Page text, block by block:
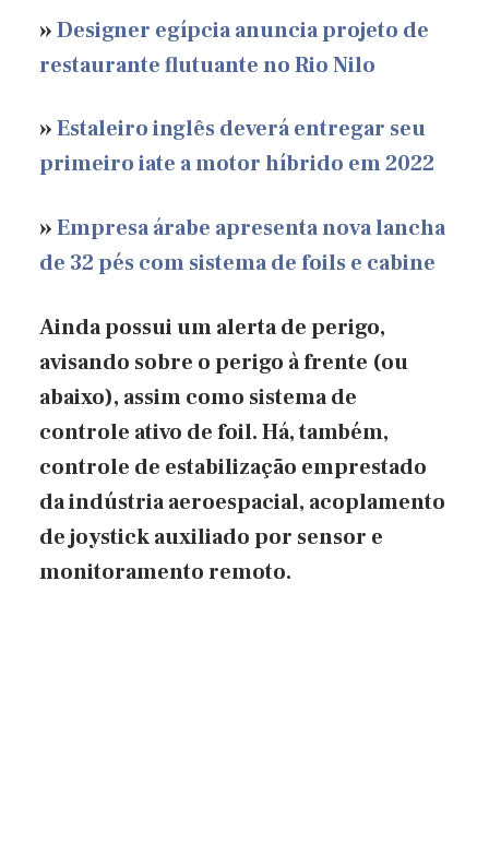
»Designer egípcia anuncia projeto de
restaurante flutuante no Rio Nilo
»Estaleiro inglês deverá entregar seu
primeiro iate a motor híbrido em 2022
»Empresa árabe apresenta nova lancha
de 32 pés com sistema de foils e cabine
Ainda possui um alerta de perigo,
avisando sobre o perigo à frente (ou
abaixo), assim como sistema de
controle ativo de foil. Há, também,
controle de estabilização emprestado
da indústria aeroespacial, acoplamento
de joystick auxiliado por sensor e
monitoramento remoto.